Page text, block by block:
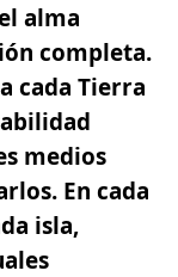
alma
completa.
cada Tierra
medios
En cada
isla,